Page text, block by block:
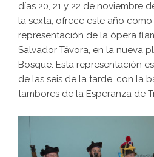
días 20, 21 y 22 de noviembre
la sexta, ofrece este año
representación de la ópera
Salvador Távora, en la nueva
Bosque. Esta representación
de las seis de la tarde, con la
tambores de la Esperanza de